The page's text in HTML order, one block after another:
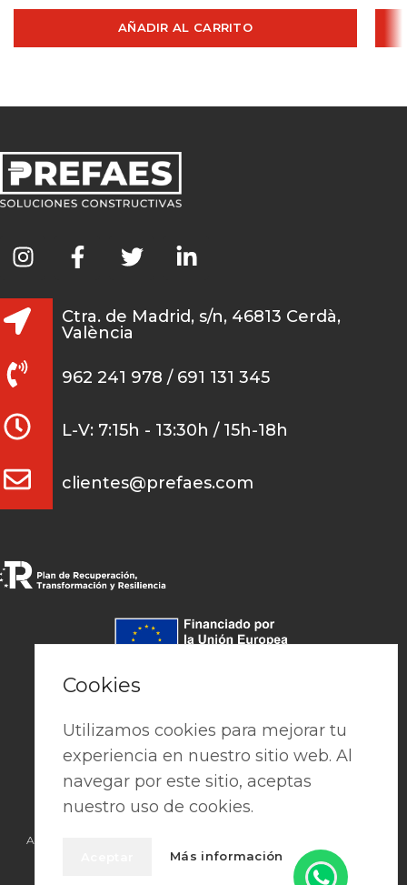
AÑADIR AL CARRITO
Ctra. de Madrid, s/n, 46813 Cerdà,
València
962 241 978 / 691 131 345
L-V: 7:15h - 13:30h / 15h-18h
clientes@prefaes.com
Aviso Legal
Cookies
Utilizamos cookies para mejorar tu
experiencia en nuestro sitio web. Al
navegar por este sitio, aceptas
nuestro uso de cookies.
Más información